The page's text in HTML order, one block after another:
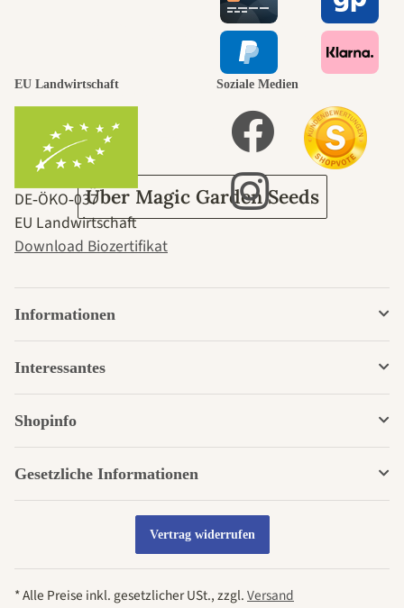
selbst führt
durch den
Garten
Über Magic Garden Seeds
EU Landwirtschaft
DE‑ÖKO‑037
EU Landwirtschaft
Download Biozertifikat
Soziale Medien
Informationen
Interessantes
Shopinfo
Gesetzliche Informationen
Vertrag widerrufen
* Alle Preise inkl. gesetzlicher USt., zzgl.Versand